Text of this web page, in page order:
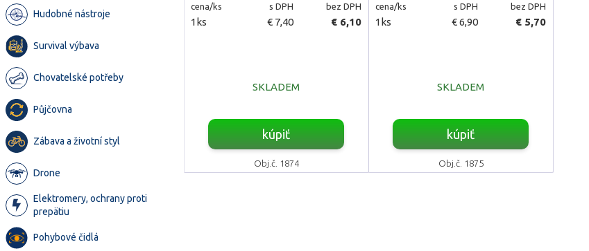
Hudobné nástroje
Survival výbava
Chovatelské potřeby
Půjčovna
Zábava a životní styl
Drone
Elektromery, ochrany proti
prepätiu
Pohybové čidlá
cena/ks s DPH bez DPH
1ks € 7,40 € 6,10
SKLADEM
kúpiť
Obj.č. 1874
cena/ks s DPH bez DPH
1ks € 6,90 € 5,70
SKLADEM
kúpiť
Obj.č. 1875